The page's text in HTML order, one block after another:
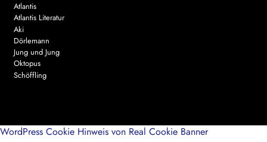
Atlantis
Atlantis Literatur
Aki
Dörlemann
Jung und Jung
Oktopus
Schöffling
WordPress Cookie Hinweis von Real Cookie Banner